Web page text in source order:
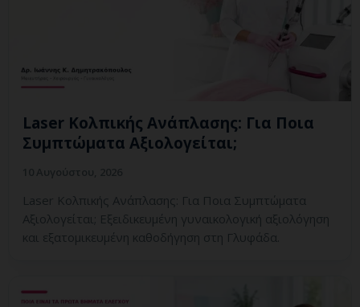
Laser Κολπικής Ανάπλασης: Για Ποια
Συμπτώματα Αξιολογείται;
Laser Κολπικής Ανάπλασης: Για Ποια Συμπτώματα
Αξιολογείται; Εξειδικευμένη γυναικολογική αξιολόγηση
και εξατομικευμένη καθοδήγηση στη Γλυφάδα.